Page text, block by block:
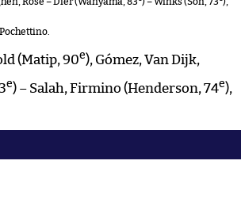
(Matip, 90e), Gómez, Van Dijk,
e) – Salah, Firmino (Henderson, 74e),